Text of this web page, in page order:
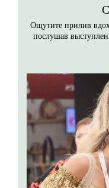
Ощутите прилив
послушав